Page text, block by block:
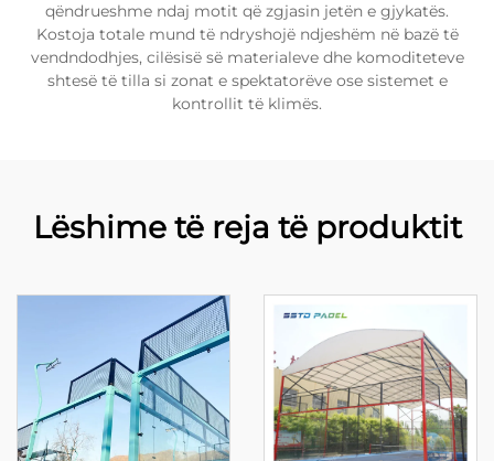
qëndrueshme ndaj motit që zgjasin jetën e gjykatës.
Kostoja totale mund të ndryshojë ndjeshëm në bazë të
vendndodhjes, cilësisë së materialeve dhe komoditeteve
shtesë të tilla si zonat e spektatorëve ose sistemet e
kontrollit të klimës.
Lëshime të reja të produktit